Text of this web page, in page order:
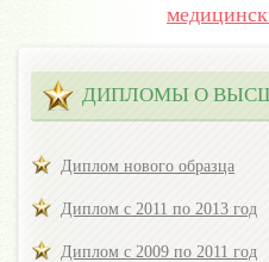
ДИПЛОМЫ О
Диплом нового образца
Диплом с 2011 по 2013 год
Диплом с 2009 по 2011 год